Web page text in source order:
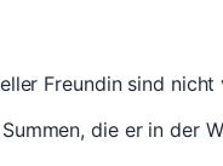
Freundin sind
die er in der